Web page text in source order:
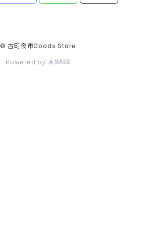
© 古町夜市Goods Store
Powered by